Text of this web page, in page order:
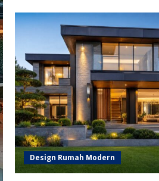
Design Rumah Modern